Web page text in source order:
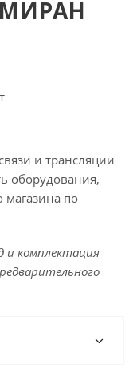
МИРАН
и трансляции
оборудования,
магазина по
и комплектация